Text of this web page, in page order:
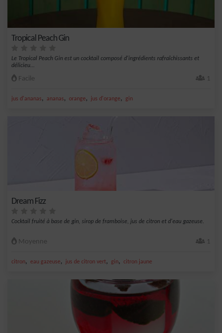
Tropical Peach Gin
Le Tropical Peach Gin est un cocktail composé d'ingrédients rafraîchissants et
délicieu...
Facile 1
jus d'ananas, ananas, orange, jus d'orange, gin
Dream Fizz
Cocktail fruité à base de gin, sirop de framboise, jus de citron et d'eau gazeuse.
Moyenne 1
citron, eau gazeuse, jus de citron vert, gin, citron jaune